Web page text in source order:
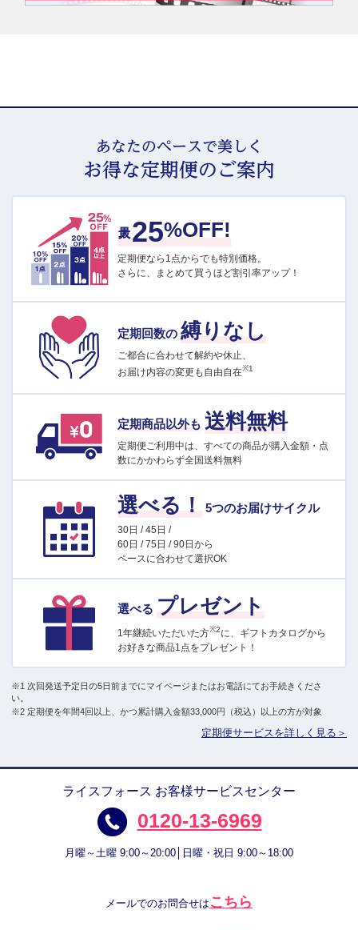
あなたのペースで美しく
お得な定期便のご案内
25%OFF!
定期便なら1点からでも特別価格。
さらに、まとめて買うほど割引率アップ！
定期回数の 縛りなし
ご都合に合わせて解約や休止、
お届け内容の変更も自由自在※1
定期商品以外も 送料無料
定期便ご利用中は、すべての商品が購入金額・点
数にかかわらず全国送料無料
選べる！ 5つのお届けサイクル
30日 / 45日 /
60日 / 75日 / 90日から
ペースに合わせて選択OK
選べる プレゼント
1年継続いただいた方※2に、ギフトカタログから
お好きな商品1点をプレゼント！
※1 次回発送予定日の5日前までにマイページまたはお電話にてお手続きくださ
い。
※2 定期便を年間4回以上、かつ累計購入金額33,000円（税込）以上の方が対象
定期便サービスを詳しく見る＞
ライスフォース お客様サービスセンター
0120-13-6969
月曜～土曜 9:00～20:00│日曜・祝日 9:00～18:00
メールでのお問合せは こちら